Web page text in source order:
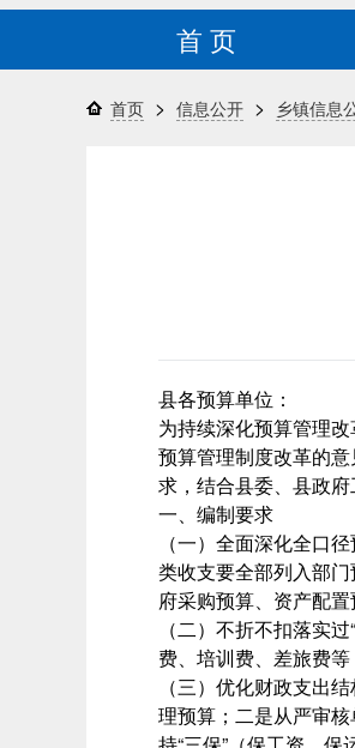
首 页
首页 > 信息公开 > 乡镇信息
县各预算单位：
为持续深化预算管理
预算管理制度改革的
求，结合县委、县政
一、编制要求
（一）全面深化全口
类收支要全部列入部
府采购预算、资产配
（二）不折不扣落实
费、培训费、差旅费等
（三）优化财政支出
理预算；二是从严审